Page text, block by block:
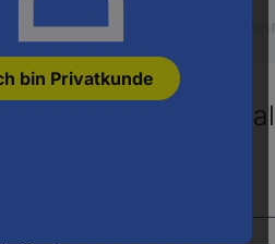
bin Privatkunde
Innenbeleuchtung,
E27 60 W Opal